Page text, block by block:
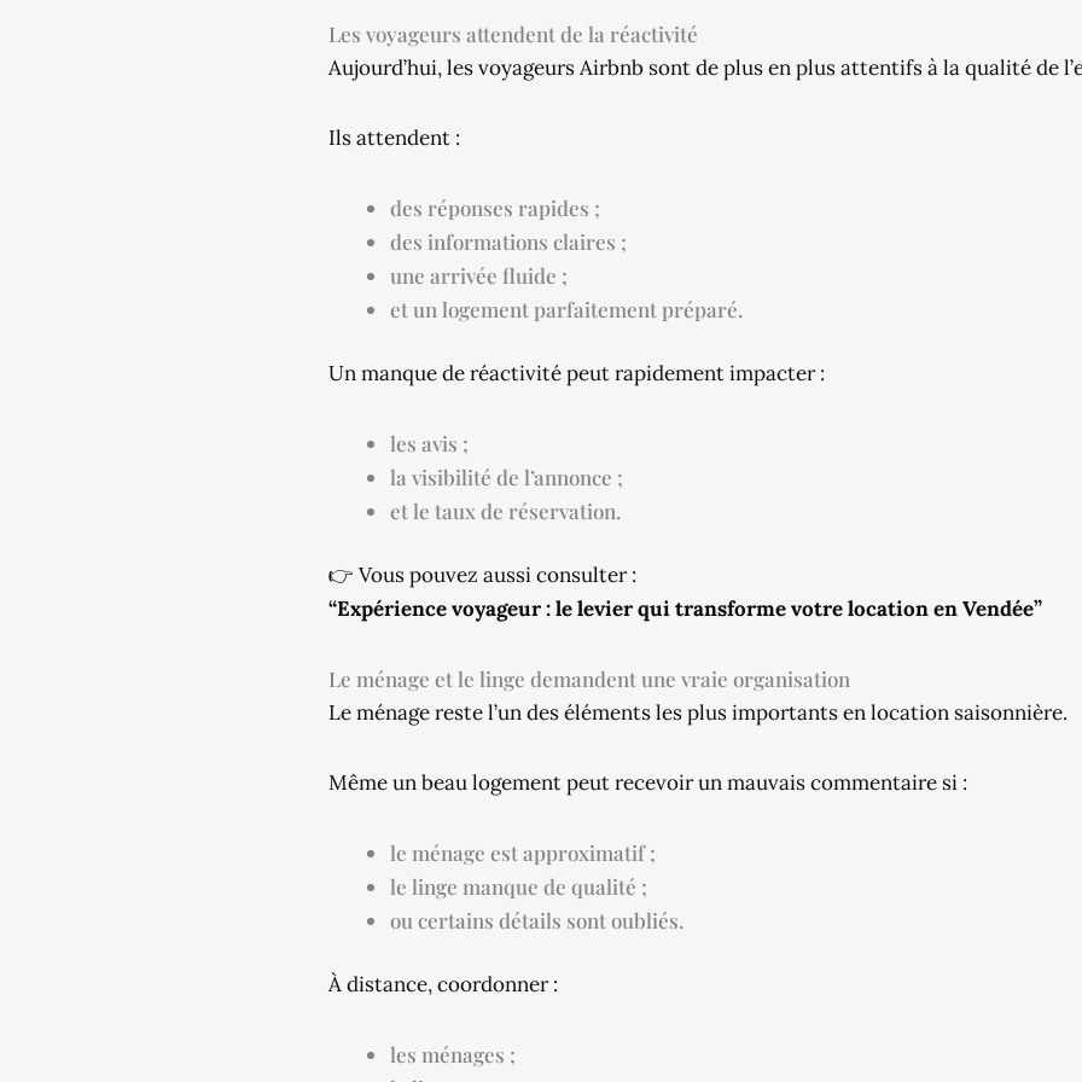
Les voyageurs attendent de la réactivité
Aujourd’hui, les voyageurs Airbnb sont de plus en plus attentifs à la qualité de
Ils attendent :
des réponses rapides ;
des informations claires ;
une arrivée fluide ;
et un logement parfaitement préparé.
Un manque de réactivité peut rapidement impacter :
les avis ;
la visibilité de l’annonce ;
et le taux de réservation.
👉 Vous pouvez aussi consulter :
“Expérience voyageur : le levier qui transforme votre location en Vendée”
Le ménage et le linge demandent une vraie organisation
Le ménage reste l’un des éléments les plus importants en location saisonnière.
Même un beau logement peut recevoir un mauvais commentaire si :
le ménage est approximatif ;
le linge manque de qualité ;
ou certains détails sont oubliés.
À distance, coordonner :
les ménages ;